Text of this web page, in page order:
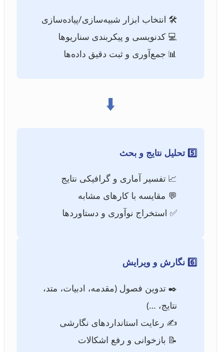
🛠️ انتخاب ابزار شبیه‌سازی/پیاده‌سازی
💻 کدنویسی و پیکربندی سناریوها
📊 جمع‌آوری و ثبت دقیق داده‌ها
⬇️
5️⃣ تحلیل نتایج و بحث
📈 تفسیر آماری و گرافیکی نتایج
💬 مقایسه با کارهای مشابه
✅ استخراج نوآوری و دستاوردها
6️⃣ نگارش و ویرایش
✒️ تدوین فصول (مقدمه، ادبیات، متد،
نتایج، …)
✍️ رعایت استانداردهای نگارشی
📝 بازخوانی و رفع اشکالات